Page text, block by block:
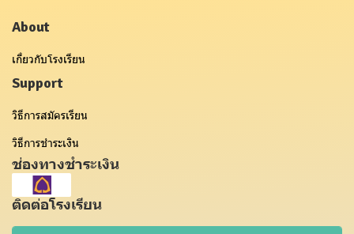
About
เกี่ยวกับโรงเรียน
Support
วิธีการสมัครเรียน
วิธีการชำระเงิน
ช่องทางชำระเงิน
ติดต่อโรงเรียน